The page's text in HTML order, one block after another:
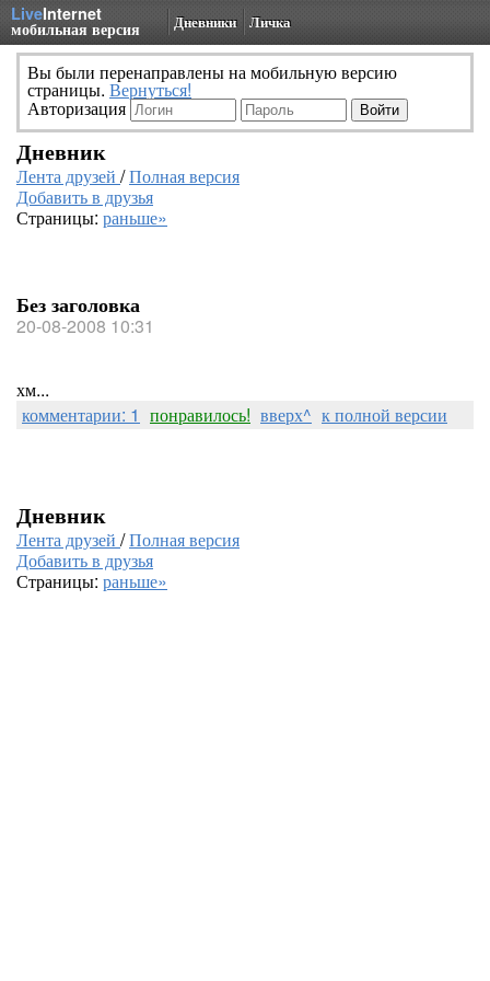
LiveInternet
мобильная версия Дневники Личка
Вы были перенаправлены на мобильную версию
страницы. Вернуться!
Авторизация
Дневник
Лента друзей /Полная версия
Добавить в друзья
Страницы: раньше»
Без заголовка
20-08-2008 10:31
хм...
комментарии: 1 понравилось! вверх^ к полной версии
Дневник
Лента друзей /Полная версия
Добавить в друзья
Страницы: раньше»